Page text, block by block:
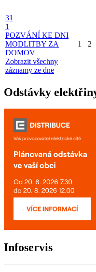
31
1
POZVÁNÍ KE DNI
MODLITBY ZA
DOMOV
Zobrazit všechny
záznamy ze dne
1 2
Odstávky
Infoservis